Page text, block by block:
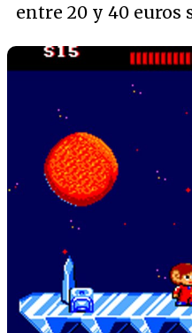
entre 20 y 40 euros